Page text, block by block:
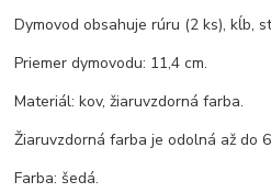
Dymovod obsahuje rúru (2 ks), kĺb,
Priemer dymovodu: 11,4 cm.
Materiál: kov, žiaruvzdorná farba.
Žiaruvzdorná farba je odolná až do
Farba: šedá.